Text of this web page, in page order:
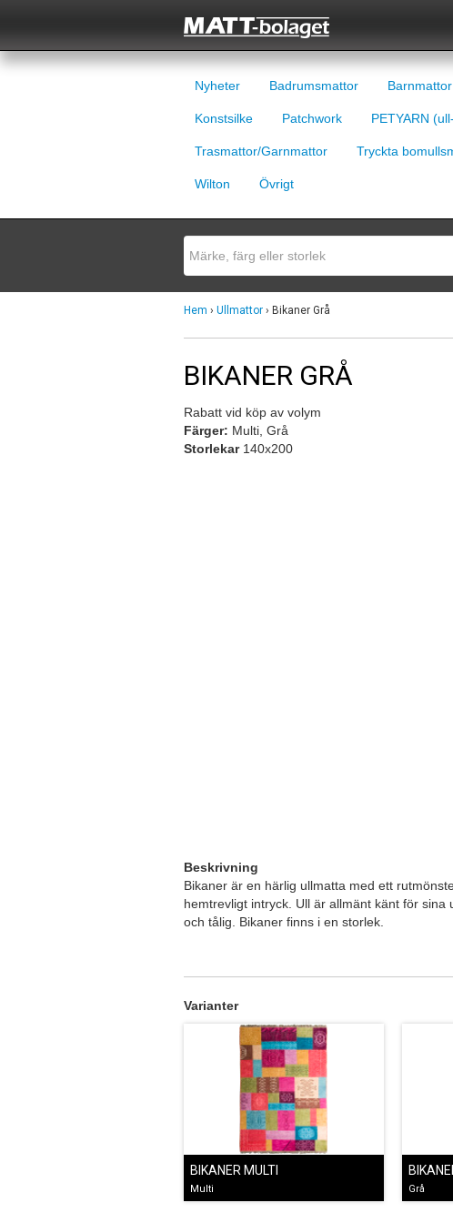
Nyheter Badrumsmattor Barnmattor
Konstsilke Patchwork PETYARN
Trasmattor/Garnmattor Tryckta
Wilton Övrigt
Hem › Ullmattor › Bikaner Grå
BIKANER GRÅ
Rabatt vid köp av volym
Färger: Multi, Grå
Storlekar140x200
Beskrivning
Bikaner är en härlig ullmatta med ett
hemtrevligt intryck. Ull är allmänt känt för
och tålig. Bikaner finns i en storlek.
Varianter
BIKANER MULTI
Multi Grå